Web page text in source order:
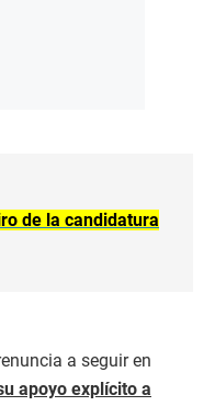
de la candidatura
a seguir en
apoyo explícito a